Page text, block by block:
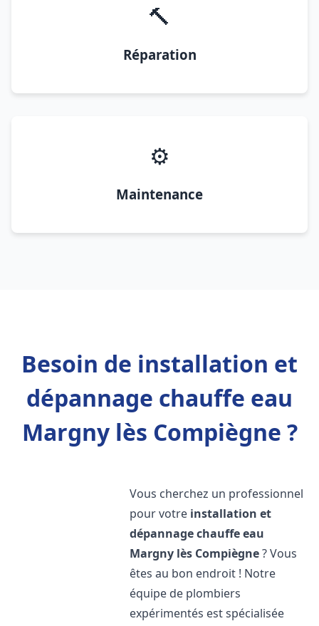
🔨
Réparation
⚙️
Maintenance
Besoin de installation et
dépannage chauffe eau
Margny lès Compiègne ?
Vous cherchez un professionnel
pour votre installation et
dépannage chauffe eau
Margny lès Compiègne? Vous
êtes au bon endroit ! Notre
équipe de plombiers
expérimentés est spécialisée